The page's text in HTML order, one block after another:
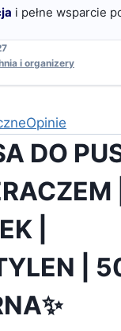
i pełne wsparcie
i organizery
Opinie
DO
|
|